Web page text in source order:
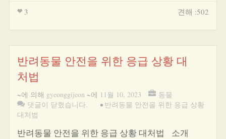
3 견해 :502
반려동물 안전을 위한 응급 상황 대
처법
~에 의해 gyeonggijeon ~에 11월 10, 2023
동물
댓글이 닫혔습니다.
• 반려동물 안전을 위한 응급 상황
대처법
반려동물 안전을 위한 응급 상황 대처법 소개